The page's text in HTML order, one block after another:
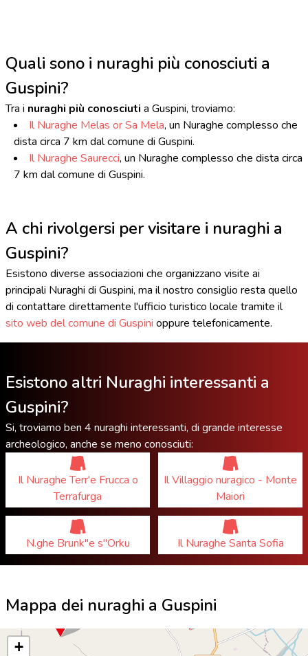
Quali sono i nuraghi più conosciuti a
Guspini?
Tra i nuraghi più conosciuti a Guspini, troviamo:
Il Nuraghe Melas or Sa Mela, un Nuraghe complesso che
dista circa 7 km dal comune di Guspini.
Il Nuraghe Saurecci, un Nuraghe complesso che dista circa
7 km dal comune di Guspini.
A chi rivolgersi per visitare i nuraghi a
Guspini?
Esistono diverse associazioni che organizzano visite ai
principali Nuraghi di Guspini, ma il nostro consiglio resta quello
di contattare direttamente l'ufficio turistico locale tramite il
sito web del comune di Guspini oppure telefonicamente.
Esistono altri Nuraghi interessanti a
Guspini?
Si, troviamo ben 4 nuraghi interessanti, di grande interesse
archeologico, anche se meno conosciuti:
Il Nuraghe Terr'e Frucca o
Terrafurga
Il Villaggio nuragico - Monte
Maiori
N.ghe Brunk''e s''Orku Il Nuraghe Santa Sofia
Mappa dei nuraghi a Guspini
+